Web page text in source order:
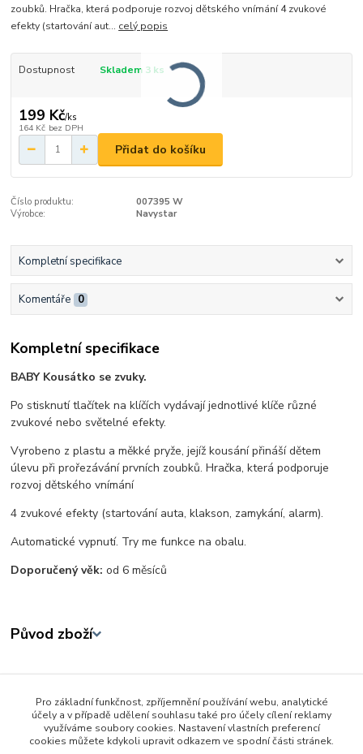
zoubků. Hračka, která podporuje rozvoj dětského vnímání 4 zvukové
efekty (startování aut... celý popis
Dostupnost Skladem 3 ks
199 Kč/ks
164 Kč bez DPH
Přidat do košíku
Číslo produktu:
007395 W
Výrobce:
Navystar
Kompletní specifikace
Komentáře 0
Kompletní specifikace
BABY Kousátko se zvuky.
Po stisknutí tlačítek na klíčích vydávají jednotlivé klíče různé
zvukové nebo světelné efekty.
Vyrobeno z plastu a měkké pryže, jejíž kousání přináší dětem
úlevu při prořezávání prvních zoubků. Hračka, která podporuje
rozvoj dětského vnímání
4 zvukové efekty (startování auta, klakson, zamykání, alarm).
Automatické vypnutí. Try me funkce na obalu.
Doporučený věk: od 6 měsíců
Původ zboží
Zboží zařazeno v kategoriích
Baby hračky od 0 - 3 let
CHrastítka a kousátka
Pro základní funkčnost, zpříjemnění používání webu, analytické
účely a v případě udělení souhlasu také pro účely cílení reklamy
využíváme soubory cookies. Nastavení vlastních preferencí
cookies můžete kdykoli upravit odkazem ve spodní části stránek.